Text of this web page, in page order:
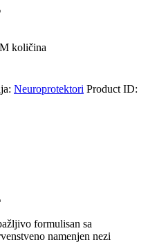
količina
Neuroprotektori Product ID:
formulisan sa
namenjen nezi